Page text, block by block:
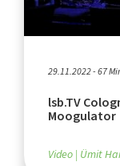
29.11.2022 - 67
lsb.TV
Moogulator
Video Ümit